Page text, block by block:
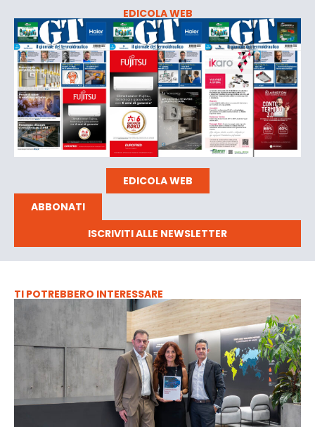
EDICOLA WEB
EDICOLA WEB
ABBONATI
ISCRIVITI ALLE NEWSLETTER
TI POTREBBERO INTERESSARE